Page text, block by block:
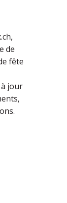
de
fête
jour